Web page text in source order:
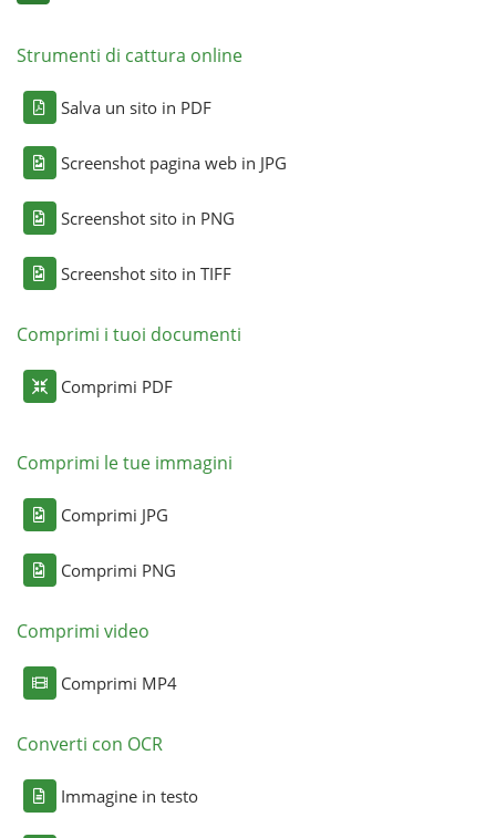
Strumenti di cattura online
Salva un sito in PDF
Screenshot pagina web in JPG
Screenshot sito in PNG
Screenshot sito in TIFF
Comprimi i tuoi documenti
Comprimi PDF
Comprimi le tue immagini
Comprimi JPG
Comprimi PNG
Comprimi video
Comprimi MP4
Converti con OCR
Immagine in testo